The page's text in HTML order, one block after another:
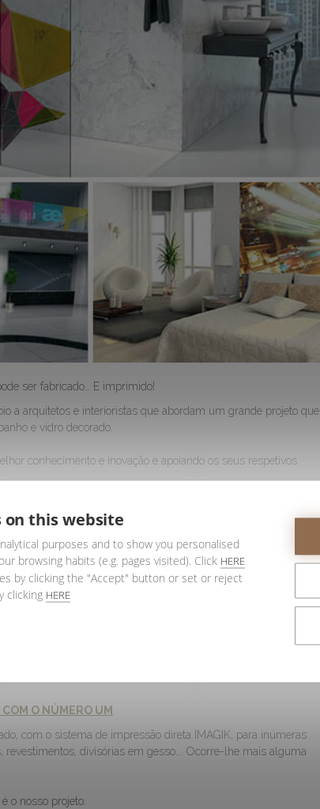
ser fabricado… E imprimido!
a arquitetos e interioristas que abordam um grande projeto que
e vidro decorado.
conhecimento e inovação e apoiando os seus respetivos
nosso catálogo:
O NÚMERO UM
com o sistema de impressão direta IMAGIK, para inúmeras
divisórias em gesso…. Ocorre-lhe mais alguma
o nosso projeto.
on this website
purposes and to show you personalised
browsing habits (e.g. pages visited). Click HERE
by clicking the "Accept" button or set or reject
clicking HERE